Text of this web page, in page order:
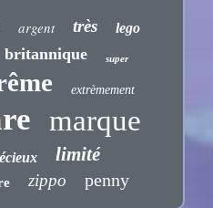
argent très lego
britannique super
extrèmement
marque
limité
zippo penny